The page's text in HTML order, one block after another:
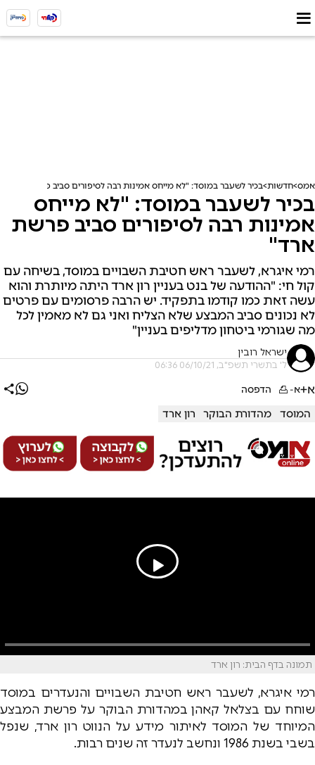
אמס חדשות בכיר לשעבר במוסד: "לא מייחס אמינות רבה לסיפורים סביב פרשת ארד"
בכיר לשעבר במוסד: "לא מייחס
אמינות רבה לסיפורים סביב פרשת
ארד"
רמי איגרא, לשעבר ראש חטיבת השבויים במוסד, בשיחה עם
קול חי: "ההודעה של בנט בעניין רון ארד היתה מיותרת והוא
עשה זאת כמו קודמו בתפקיד. יש הרבה פרסומים עם פרטים
לא נכונים סביב המבצע שלא הצליח ואני גם לא מאמין לכל
מה שגורמי ביטחון מדליפים בעניין"
ישראל רובין
ל' בתשרי תשפ"ב, 06/10/21 06:36
א+א- הדפסה
המוסד מהדורת הבוקר רון ארד
תמונה בדף הבית: רון ארד
רמי איגרא, לשעבר ראש חטיבת השבויים והנעדרים במוסד
שוחח עם בצלאל קאהן במהדורת הבוקר על פרשת המבצע
המיוחד של המוסד לאיתור מידע על הנווט רון ארד, שנפל
בשבי בשנת 1986 ונחשב לנעדר זה שנים רבות.